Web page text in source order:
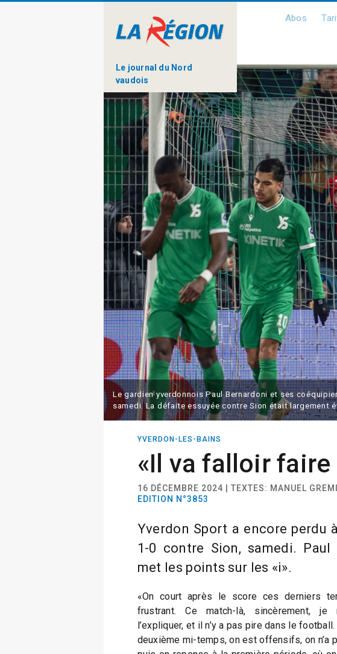
Le journal du Nord
vaudois
Abos
Le gardien yverdonnois Paul Bernardoni et ses
samedi. La défaite essuyée contre Sion était largement
YVERDON-LES-BAINS
«Il va falloir faire
16 DÉCEMBRE 2024 | TEXTES: MANUEL
EDITION N°3853
Yverdon Sport a encore perdu
1-0 contre Sion, samedi. Paul
met les points sur les «i».
«On court après le score ces derniers
frustrant. Ce match-là, sincèrement, je
l’expliquer, et il n’y a pas pire dans le
deuxième mi-temps, on est offensifs, on n’a